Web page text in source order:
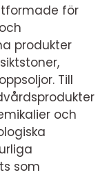
för
produkter
Till
och
som